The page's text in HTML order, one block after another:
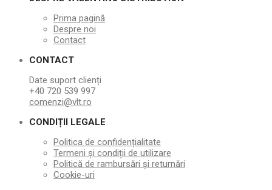
Prima pagină
Despre noi
Contact
CONTACT
Date suport clienți
+40 720 539 997
comenzi@vlt.ro
CONDIȚII LEGALE
Politica de confidențialitate
Termeni și condiții de utilizare
Politică de rambursări și returnări
Cookie-uri